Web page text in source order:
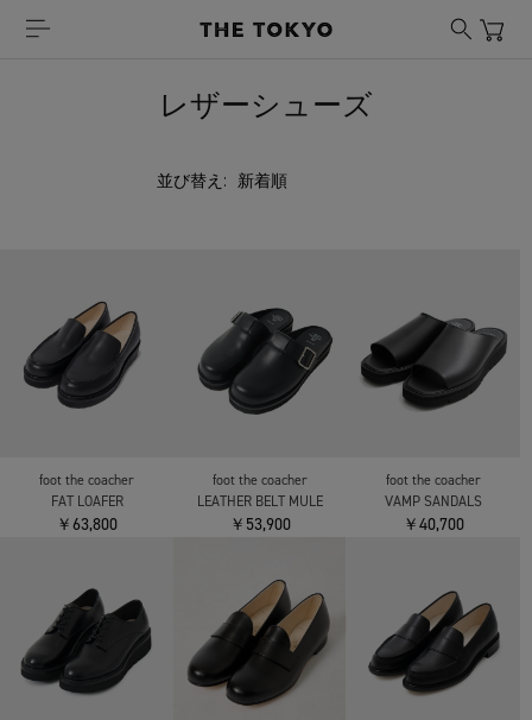
レザーシューズ
並び替え:
foot the coacher
FAT LOAFER
￥63,800
foot the coacher
LEATHER BELT MULE
￥53,900
foot the coacher
VAMP SANDALS
￥40,700